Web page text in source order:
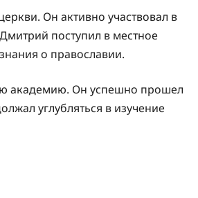
Он активно участвовал в
поступил в местное
о православии.
академию. Он успешно прошел
углубляться в изучение